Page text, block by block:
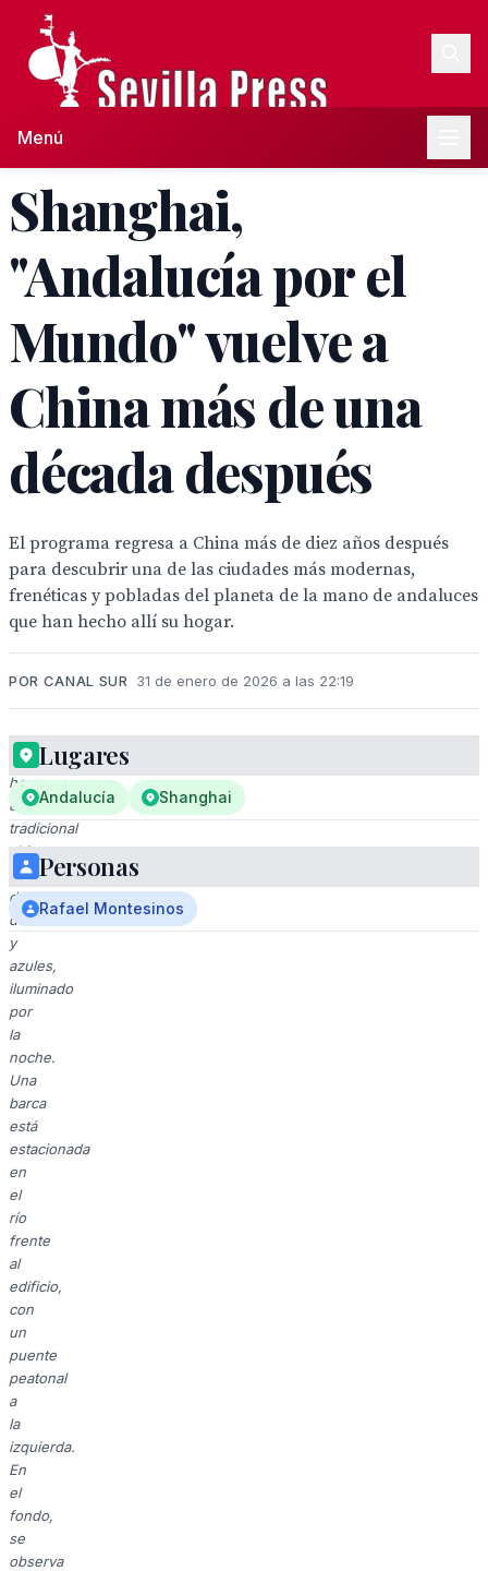
Menú
Shanghai,
"Andalucía por el
Mundo" vuelve a
China más de una
década después
El programa regresa a China más de diez años después
para descubrir una de las ciudades más modernas,
frenéticas y pobladas del planeta de la mano de andaluces
que han hecho allí su hogar.
POR CANAL SUR 31 de enero de 2026 a las 22:19
Un
hermoso
edificio
tradicional
chino
con
detalles
dorados
y
azules,
iluminado
por
la
noche.
Una
barca
está
estacionada
en
el
río
frente
al
edificio,
con
un
puente
peatonal
a
la
izquierda.
En
el
fondo,
se
observa
Lugares
Andalucía Shanghai
Personas
Rafael Montesinos